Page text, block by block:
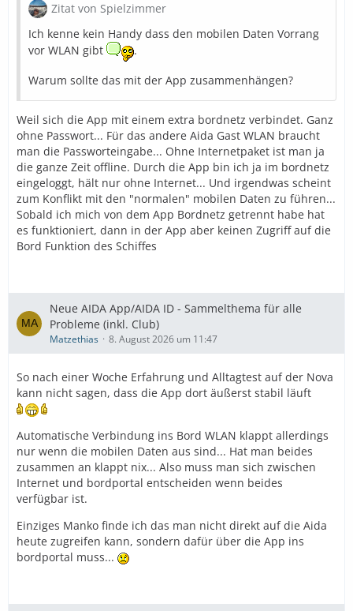
Zitat von Spielzimmer
Ich kenne kein Handy dass den mobilen Daten Vorrang
vor WLAN gibt
.
Warum sollte das mit der App zusammenhängen?
Weil sich die App mit einem extra bordnetz verbindet. Ganz
ohne Passwort... Für das andere Aida Gast WLAN braucht
man die Passworteingabe... Ohne Internetpaket ist man ja
die ganze Zeit offline. Durch die App bin ich ja im bordnetz
eingeloggt, hält nur ohne Internet... Und irgendwas scheint
zum Konflikt mit den "normalen" mobilen Daten zu führen...
Sobald ich mich von dem App Bordnetz getrennt habe hat
es funktioniert, dann in der App aber keinen Zugriff auf die
Bord Funktion des Schiffes
Neue AIDA App/AIDA ID - Sammelthema für alle
Probleme (inkl. Club)
Matzethias 8. August 2026 um 11:47
So nach einer Woche Erfahrung und Alltagtest auf der Nova
kann nicht sagen, dass die App dort äußerst stabil läuft
Automatische Verbindung ins Bord WLAN klappt allerdings
nur wenn die mobilen Daten aus sind... Hat man beides
zusammen an klappt nix... Also muss man sich zwischen
Internet und bordportal entscheiden wenn beides
verfügbar ist.
Einziges Manko finde ich das man nicht direkt auf die Aida
heute zugreifen kann, sondern dafür über die App ins
bordportal muss...